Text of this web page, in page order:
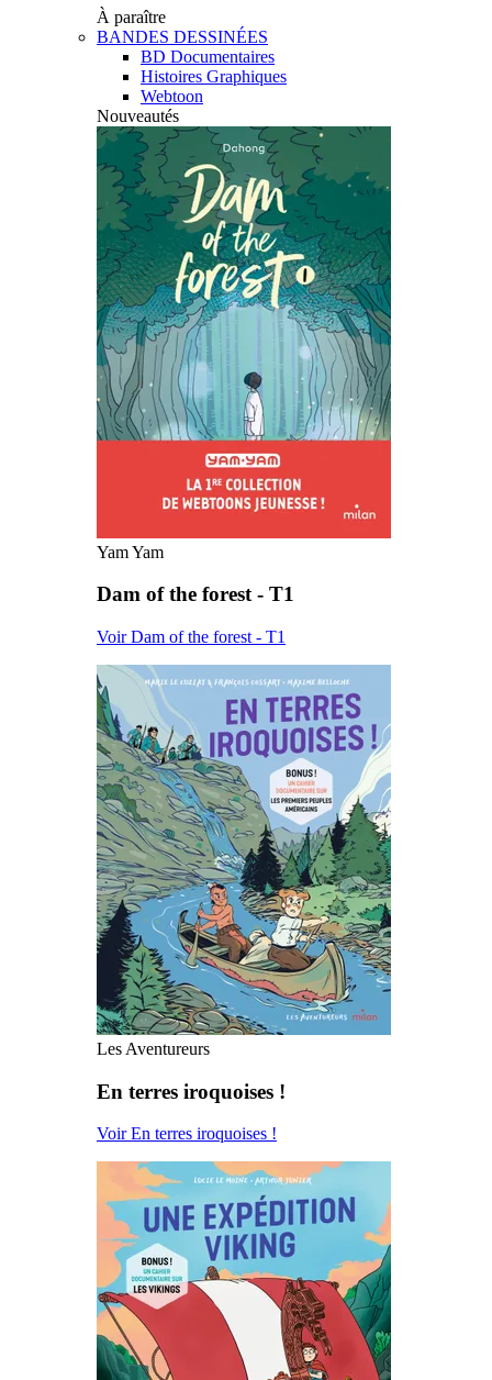
À paraître
BANDES DESSINÉES
BD Documentaires
Histoires Graphiques
Webtoon
Nouveautés
Yam Yam
Dam of the forest - T1
Voir Dam of the forest - T1
Les Aventureurs
En terres iroquoises !
Voir En terres iroquoises !